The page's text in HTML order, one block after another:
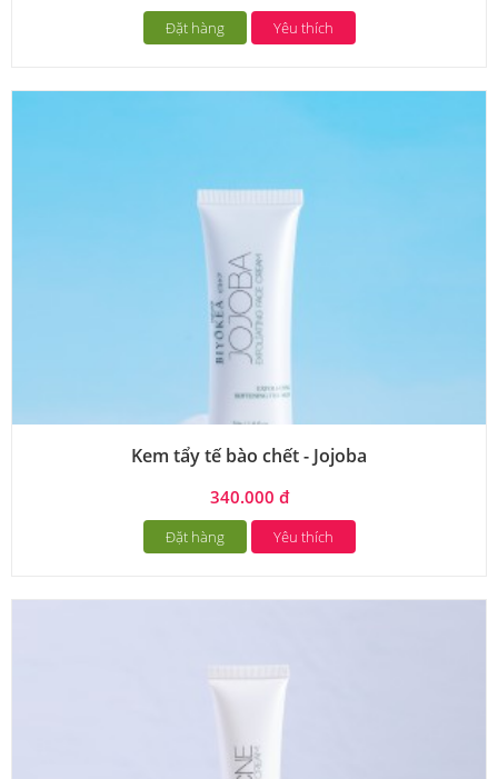
Đặt hàng Yêu thích
Kem tẩy tế bào chết - Jojoba
340.000 đ
Đặt hàng Yêu thích